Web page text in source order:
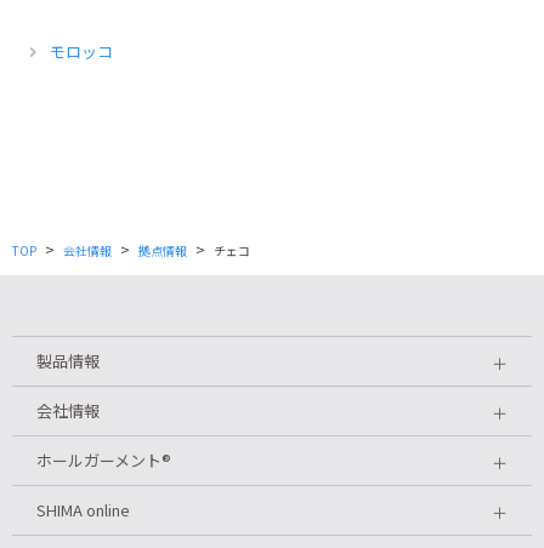
モロッコ
TOP > 会社情報 > 拠点情報 > チェコ
製品情報 ＋
会社情報 ＋
ホールガーメント® ＋
SHIMA online ＋